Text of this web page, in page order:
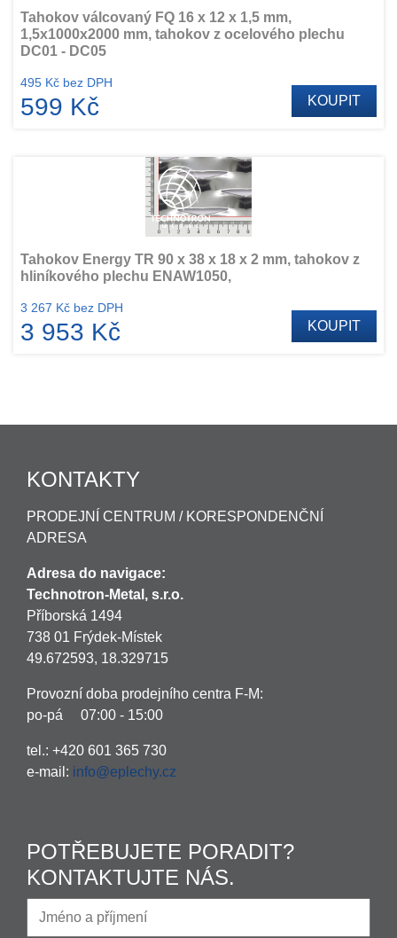
Tahokov válcovaný FQ 16 x 12 x 1,5 mm,
1,5x1000x2000 mm, tahokov z ocelového plechu
DC01 - DC05
495 Kč bez DPH
599 Kč KOUPIT
Tahokov Energy TR 90 x 38 x 18 x 2 mm, tahokov z
hliníkového plechu ENAW1050,
3 267 Kč bez DPH
3 953 Kč KOUPIT
KONTAKTY
PRODEJNÍ CENTRUM / KORESPONDENČNÍ
ADRESA
Adresa do navigace:
Technotron-Metal, s.r.o.
Příborská 1494
738 01 Frýdek-Místek
49.672593, 18.329715
Provozní doba prodejního centra F-M:
po-pá 07:00 - 15:00
tel.: +420 601 365 730
e-mail: info@eplechy.cz
POTŘEBUJETE PORADIT?
KONTAKTUJTE NÁS.